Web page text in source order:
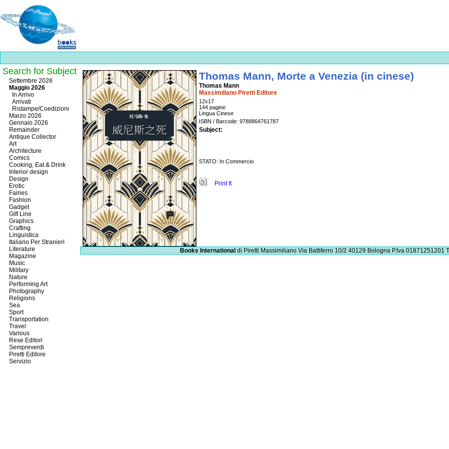
Best
slots
online
https://onlineslots.money/
Thomas Mann, Morte a Venezia (in cinese)
Thomas Mann
Massimiliano Piretti Editore
12x17
144 pagine
Lingua Cinese
ISBN / Barcode: 9788864761787
Subject:
STATO: In Commercio
Print It
Search for Subject
Settembre 2026
Maggio 2026
In Arrivo
Arrivati
Ristampe/Coedizioni
Marzo 2026
Gennaio 2026
Remainder
Antique Collector
Art
Architecture
Comics
Cooking, Eat & Drink
Interior design
Design
Erotic
Fairies
Fashion
Gadget
Gift Line
Graphics
Crafting
Linguistica
Italiano Per Stranieri
Literature
Magazine
Music
Military
Nature
Performing Art
Photography
Religions
Sea
Sport
Transportation
Travel
Various
Rese Editori
Sempreverdi
Piretti Editore
Servizio
Books International di Piretti Massimiliano Via Battiferro 10/2 40129 Bologna P.Iva 01871251201